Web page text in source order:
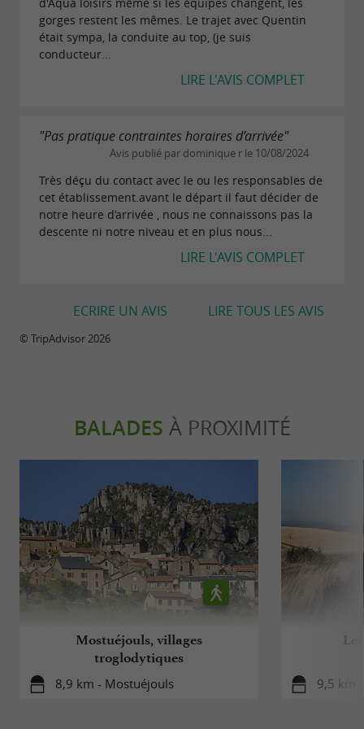
gorges restent les mêmes. Le trajet avec Quentin
était sympa, la conduite au top, (je suis
conducteur...
LIRE L'AVIS COMPLET
"Pas pratique contraintes horaires d’arrivée"
Avis publié par dominique r le 10/08/2024
Très déçu du contact avec le ou les responsables de
cet établissement.avant le départ il faut décider de
notre heure d’arrivée , nous ne connaissons pas la
descente ni notre niveau et en plus nous...
LIRE L'AVIS COMPLET
LIRE TOUS LES AVIS
ECRIRE UN AVIS
© TripAdvisor 2026
BALADES À PROXIMITÉ
Mostuéjouls, villages
troglodytiques
8,9 km - Mostuéjouls 9,5 km